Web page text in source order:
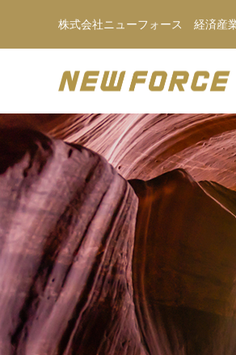
株式会社ニューフォース 経済産
WEBコンテンツ